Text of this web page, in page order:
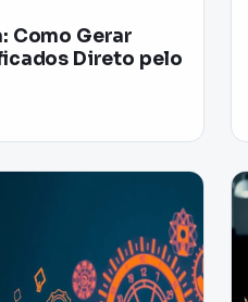
Como Gerar
Direto pelo